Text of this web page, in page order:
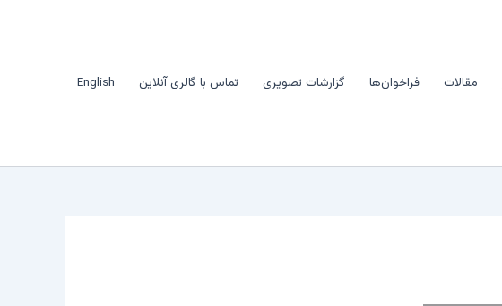
مقالات فراخوان‌ها گزارشات تصویری تماس با گالری آنلاین English